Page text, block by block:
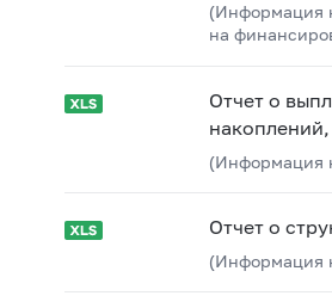
(Информация
на
Отчет о
накоплений,
(Информация
Отчет о
(Информация